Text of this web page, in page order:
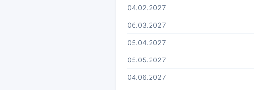
04.02.2027
06.03.2027
05.04.2027
05.05.2027
04.06.2027